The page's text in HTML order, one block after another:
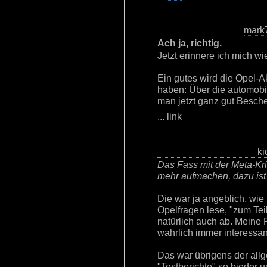
Ach ja, richtig.
Jetzt erinnere ich mich
Ein gutes wird die Opel-
haben: Über die
man jetzt ganz gut
... link
Das Fass mit der Meta-
mehr aufmachen, dazu
Die war ja angeblich,
Opelfragen lese, "zum
natürlich auch ab. Meine
wahrlich immer
Das war übrigens der